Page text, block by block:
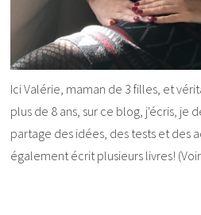
Ici Valérie, maman de 3 filles, et
plus de 8 ans, sur ce blog, j'écris, je
partage des idées, des tests et des
également écrit plusieurs livres!